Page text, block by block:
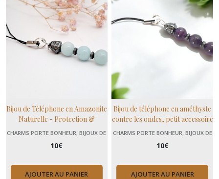
Bijou de Téléphone en Amazonite
Naturelle - Protection &
Sérénité au Quotidien
CHARMS PORTE BONHEUR, BIJOUX DE
10€
AJOUTER AU PANIER
Bijou de téléphone en améthyste
contre les ondes, petit accessoire
cadeau
CHARMS PORTE BONHEUR, BIJOUX DE
10€
AJOUTER AU PANIER